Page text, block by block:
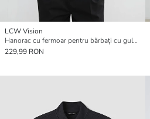
LCW Vision
Hanorac cu fermoar pentru bărbați cu guler înalt
229,99 RON